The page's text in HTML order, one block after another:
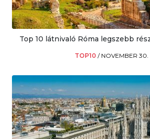
Top 10 látnivaló Róma legszebb
TOP10 / NOVEMBER 30.